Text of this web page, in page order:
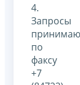
4.
Запросы
по
факсу
+7